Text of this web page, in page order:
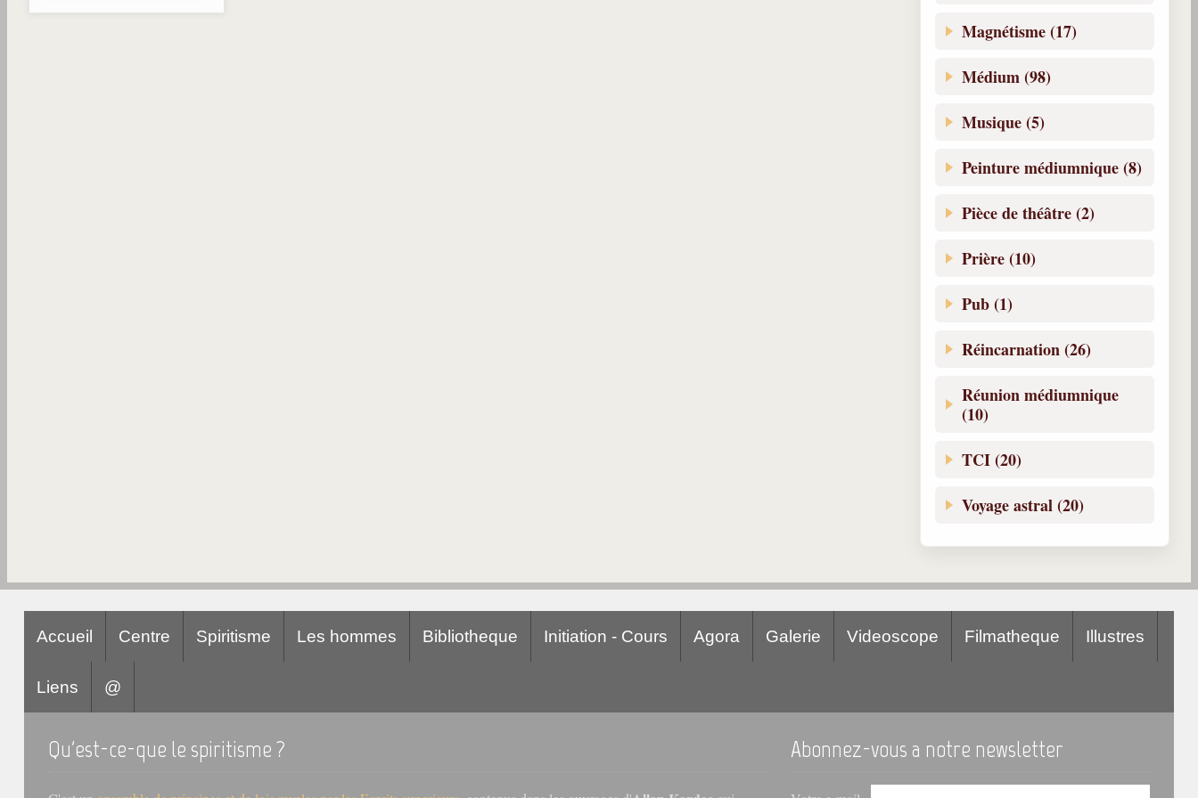
Magnétisme (17)
Médium (98)
Musique (5)
Peinture médiumnique (8)
Pièce de théâtre (2)
Prière (10)
Pub (1)
Réincarnation (26)
Réunion médiumnique
(10)
TCI (20)
Voyage astral (20)
Accueil Centre Spiritisme Les hommes Bibliotheque Initiation - Cours Agora Galerie Videoscope Filmatheque Illustres
Liens @
Qu'est-ce-que le spiritisme ? Abonnez-vous a notre newsletter